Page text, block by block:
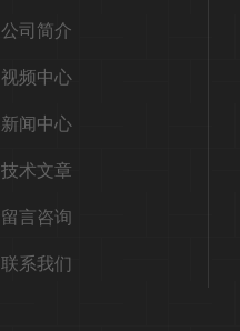
公司简介
视频中心
新闻中心
技术文章
留言咨询
联系我们